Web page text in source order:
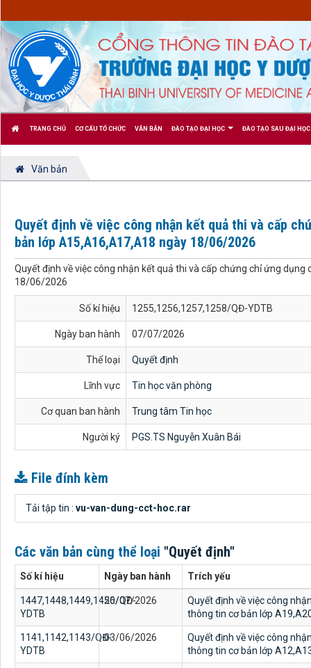
TRANG CHỦ CƠ CẤU TỔ CHỨC VĂN BẢN ĐÀO TẠO ĐẠI HỌC ĐÀO TẠO SAU ĐẠI HỌC
Văn bản
Quyết định về việc công nhận kết quả thi và cấp
bản lớp A15,A16,A17,A18 ngày 18/06/2026
Quyết định về việc công nhận kết quả thi và cấp chứng chỉ ứng
18/06/2026
Số kí hiệu 1255,1256,1257,1258/QĐ-YDTB
Ngày ban hành 07/07/2026
Thể loại Quyết định
Lĩnh vực Tin học văn phòng
Cơ quan ban hành Trung tâm Tin học
Người ký PGS.TS Nguyễn Xuân Bái
File đính kèm
Tải tập tin : vu-van-dung-cct-hoc.rar
Các văn bản cùng thể loại "Quyết định"
Số kí hiệu Ngày ban hành Trích yếu
1447,1448,1449,1450/QĐ-
YDTB
26/07/2026
Quyết định về việc công
thông tin cơ bản lớp
1141,1142,1143/QĐ-
YDTB
03/06/2026
Quyết định về việc công
thông tin cơ bản lớp